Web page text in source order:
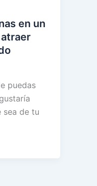
en un
puedas
sea de tu